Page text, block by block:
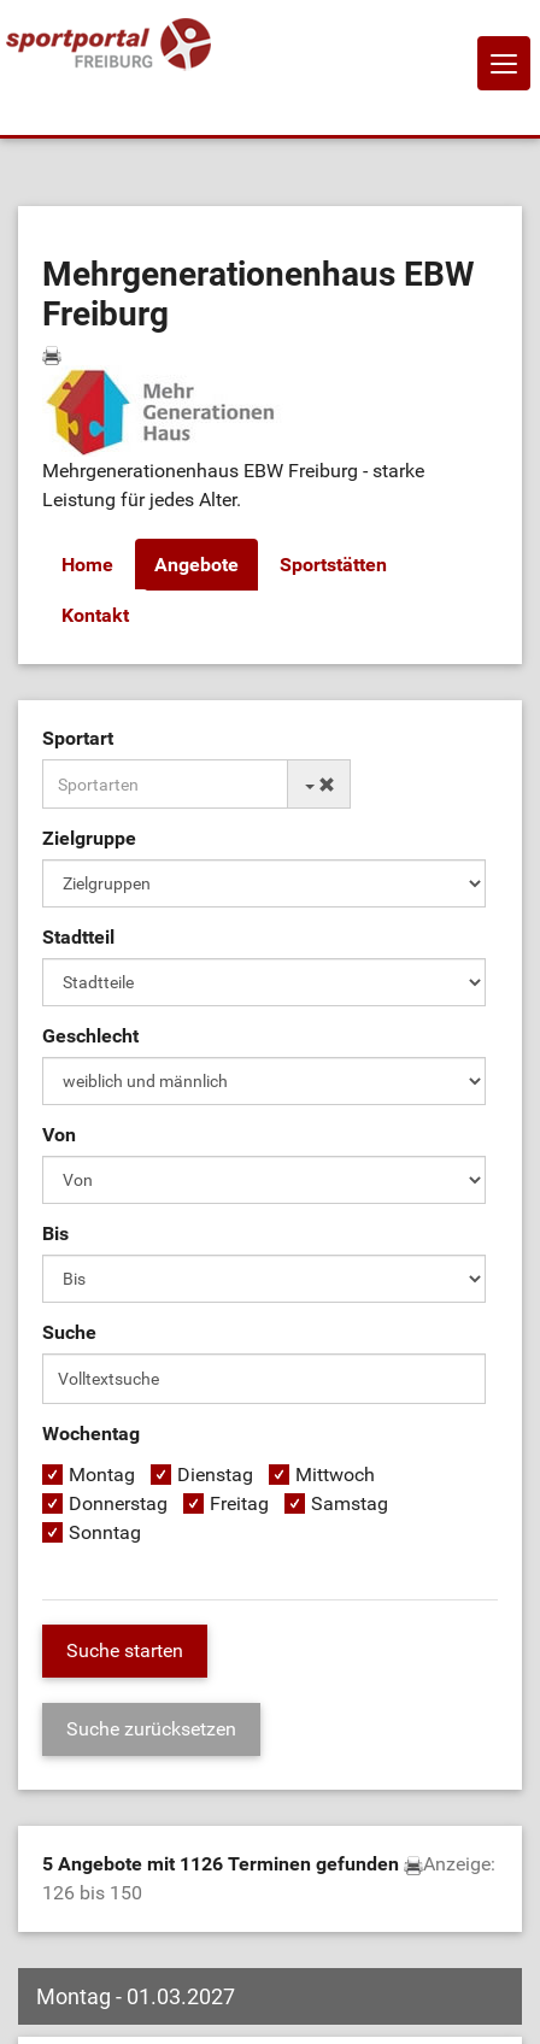
Sportanbietende
Sportstätten
Job-Börse
Mehrgenerationenhaus EBW
Freiburg
Mehrgenerationenhaus EBW Freiburg - starke
Leistung für jedes Alter.
Home Angebote Sportstätten
Kontakt
Sportart
Zielgruppe
Stadtteil
Geschlecht
Von
Bis
Suche
Wochentag
Montag
Dienstag
Mittwoch
Donnerstag
Freitag
Samstag
Sonntag
5 Angebote mit 1126 Terminen gefunden
Anzeige:
126 bis 150
Montag - 01.03.2027